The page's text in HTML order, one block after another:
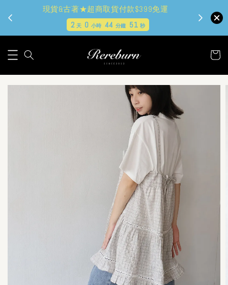
現貨&古著★超商取貨付款$399免運
2 天 0 小時 44 分鐘 49 秒